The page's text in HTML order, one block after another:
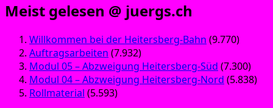
Meist gelesen @ juergs.ch
Willkommen bei der Heitersberg-Bahn (9.770)
Auftragsarbeiten (7.932)
Modul 05 – Abzweigung Heitersberg-Süd (7.300)
Modul 04 – Abzweigung Heitersberg-Nord (5.838)
Rollmaterial (5.593)